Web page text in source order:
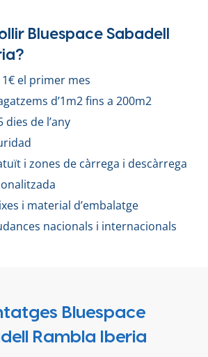
Bluespace Sabadell
el primer mes
d’1m2 fins a 200m2
dies de l’any
i zones de càrrega i descàrrega
i material d’embalatge
nacionals i internacionals
Bluespace
Rambla Iberia